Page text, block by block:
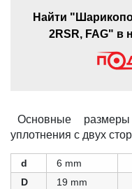
Найти
2RSR, FAG" в
Основные
уплотнения с двух
d
6 mm
D
19 mm